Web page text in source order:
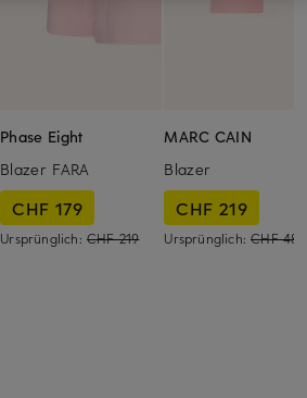
Phase Eight
Blazer FARA
CHF 179
Ursprünglich: CHF 219
MARC CAIN
Blazer
CHF 219
Ursprünglich:CHF 489